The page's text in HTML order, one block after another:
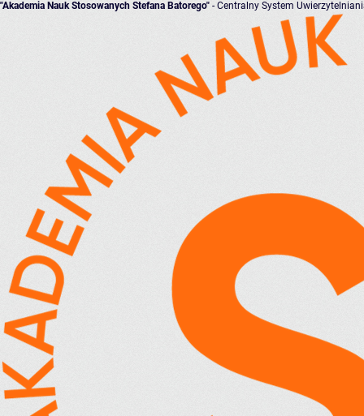
"Akademia Nauk Stosowanych Stefana Batorego" - Centralny System